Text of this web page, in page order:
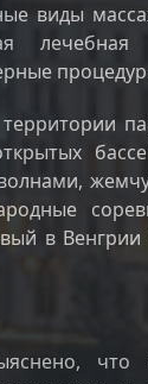
виды
лечебная
в Венгрии
что